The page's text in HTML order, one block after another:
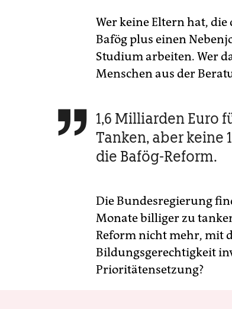
Wer keine Eltern hat,
Bafög plus einen
Studium arbeiten. Wer
Menschen aus der
 1,6 Milliarden Euro
Tanken, aber keine
die Bafög-Reform.
Die Bundesregierung
Monate billiger zu
Reform nicht mehr, mit
Bildungsgerechtigkeit
Prioritätensetzung?